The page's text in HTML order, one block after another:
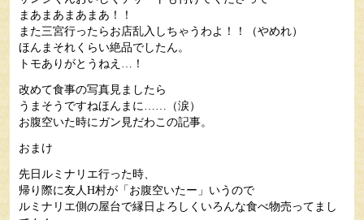
まあまあまあまあ！！
また三宮行ったらお店乱入しちゃうわよ！！（やめれ）
ほんまそれくらい絶品でしたん。
トモありがとうねえ…！
改めて食事の写真見ましたら
うまそうですねほんまに……（涙）
お腹空いた時にガン見だわこの記事。
おまけ
先日ルミナリエ行った時、
帰り際に友人H村が「お腹空いたー」いうので
ルミナリエ側の屋台で縁日よろしくいろんな食べ物売ってまし